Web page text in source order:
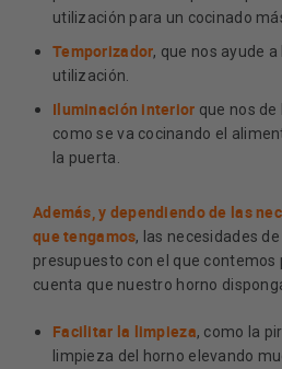
utilización para un cocinado
Temporizador, que nos ayude
utilización.
Iluminación interior que nos
como se va cocinando el
la puerta.
Además, y dependiendo de las
que tengamos, las necesidades de
presupuesto con el que contemos
cuenta que nuestro horno
Facilitar la limpieza, como la
limpieza del horno elevando